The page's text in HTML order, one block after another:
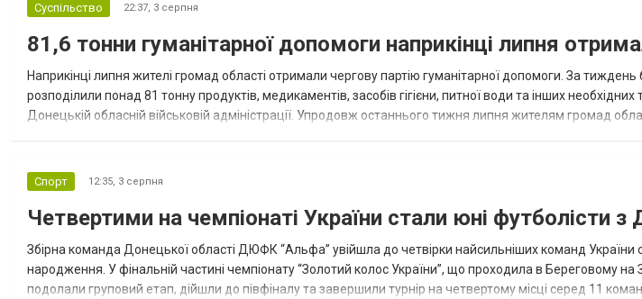
Суспільство 22:37, 3 серпня
81,6 тонни гуманітарної допомоги наприкінці липня
Наприкінці липня жителі громад області отримали чергову партію гуманітарної допомоги. За тиждень
розподілили понад 81 тонну продуктів, медикаментів, засобів гігієни, питної води та інших
Донецькій обласній військовій адміністрації. Упродовж останнього тижня липня жителям громад
Спорт 12:35, 3 серпня
Четвертими на чемпіонаті України стали юні футболісти з
Збірна команда Донецької області ДЮФК “Альфа” увійшла до четвірки найсильніших команд України
народження. У фінальній частині чемпіонату “Золотий колос України”, що проходила в Береговому на
подолали груповий етап, дійшли до півфіналу та завершили турнір на четвертому місці серед 11